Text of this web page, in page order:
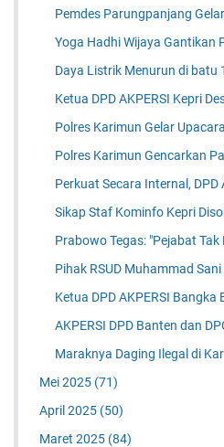
Pemdes Parungpanjang
Yoga Hadhi Wijaya Gantikan
Daya Listrik Menurun di batu
Ketua DPD AKPERSI Kepri
Polres Karimun Gelar
Polres Karimun Gencarkan
Perkuat Secara Internal, DPD
Sikap Staf Kominfo Kepri
Prabowo Tegas: "Pejabat
Pihak RSUD Muhammad
Ketua DPD AKPERSI
AKPERSI DPD Banten dan
Maraknya Daging Ilegal di
Mei 2025 (71)
April 2025 (50)
Maret 2025 (84)